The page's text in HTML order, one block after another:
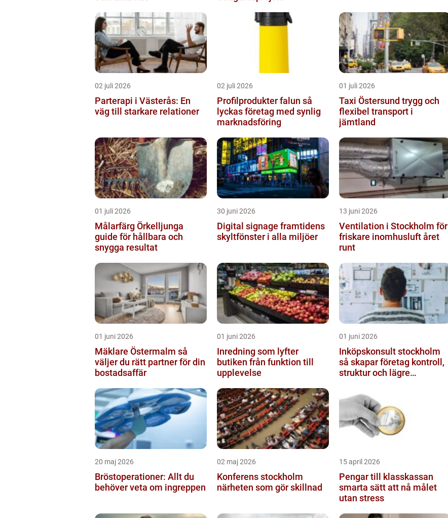
02 juli 2026
Parterapi i Västerås: En
väg till starkare relationer
02 juli 2026
Profilprodukter falun så
lyckas företag med synlig
marknadsföring
01 juli 2026
Taxi Östersund trygg och
flexibel transport i
jämtland
01 juli 2026
Målarfärg Örkelljunga
guide för hållbara och
snygga resultat
30 juni 2026
Digital signage framtidens
skyltfönster i alla miljöer
13 juni 2026
Ventilation i Stockholm för
friskare inomhusluft året
runt
01 juni 2026
Mäklare Östermalm så
väljer du rätt partner för din
bostadsaffär
01 juni 2026
Inredning som lyfter
butiken från funktion till
upplevelse
01 juni 2026
Inköpskonsult stockholm
så skapar företag kontroll,
struktur och lägre
20 maj 2026
Bröstoperationer: Allt du
behöver veta om ingreppen
02 maj 2026
Konferens stockholm
närheten som gör skillnad
15 april 2026
Pengar till klasskassan
smarta sätt att nå målet
utan stress